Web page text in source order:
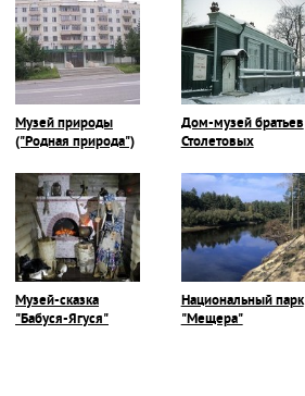
Музей природы
("Родная природа")
Дом-музей братьев
Столетовых
Музей-сказка
"Бабуся-Ягуся"
Национальный парк
"Мещера"